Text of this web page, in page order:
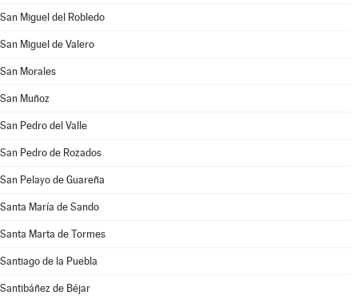
San Miguel del Robledo
San Miguel de Valero
San Morales
San Muñoz
San Pedro del Valle
San Pedro de Rozados
San Pelayo de Guareña
Santa María de Sando
Santa Marta de Tormes
Santiago de la Puebla
Santibáñez de Béjar